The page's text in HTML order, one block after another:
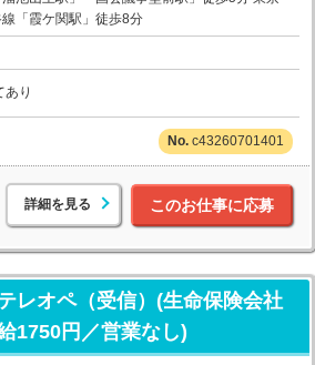
線「霞ケ関駅」徒歩8分
あり
c43260701401
詳細を見る このお仕事に応募
レオペ（受信）(生命保険会社
1750円／営業なし)